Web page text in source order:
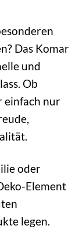
Das Komar
und
Ob
einfach nur
oder
Element
legen.